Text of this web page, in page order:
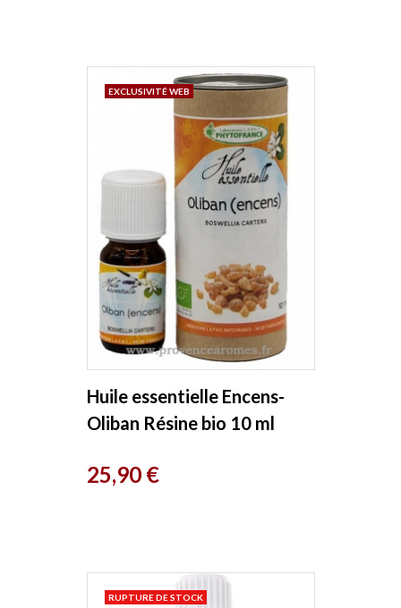
Huile essentielle Encens-
Oliban Résine bio 10 ml
Prix
25,90 €
EXCLUSIVITÉ WEB
RUPTURE DE STOCK